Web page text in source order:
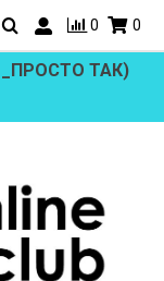
0 0
_ПРОСТО ТАК)